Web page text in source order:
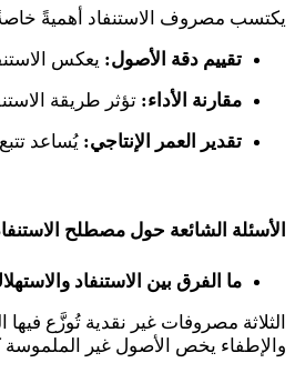
يكتسب مصروف الاستنفاد أهميةً
تقييم دقة الأصول: يعكس
مقارنة الأداء: تؤثر طريقة
تقدير العمر الإنتاجي: يُساعد
الأسئلة الشائعة حول مصطلح
ما الفرق بين الاستنفاد
الثلاثة مصروفات غير نقدية تُوزَّع
والإطفاء يخص الأصول غير الملموسة